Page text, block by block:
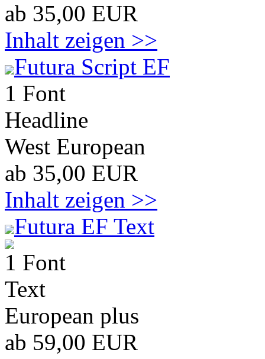
ab 35,00 EUR
Inhalt zeigen >>
Futura Script EF
1 Font
Headline
West European
ab 35,00 EUR
Inhalt zeigen >>
Futura EF Text
1 Font
Text
European plus
ab 59,00 EUR